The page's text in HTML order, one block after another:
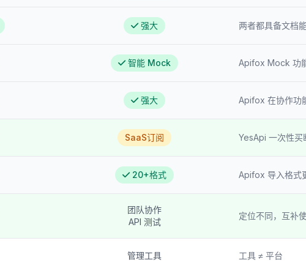
强大 两者都具备文档
智能 Mock Apifox Mock 功
强大 Apifox 在协作功
SaaS订阅 YesApi 一次性买
20+格式 Apifox 导入格式
团队协作
API 测试
定位不同，互补
管理工具 工具 ≠ 平台